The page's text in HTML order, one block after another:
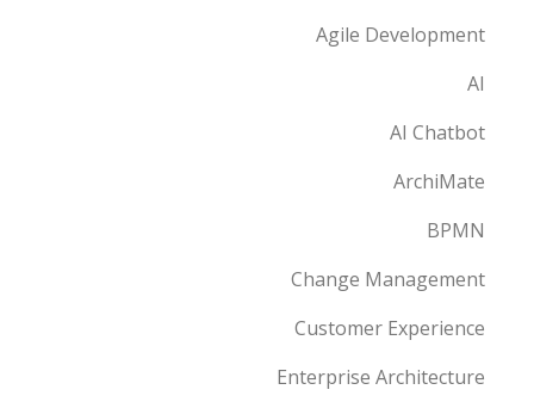
Agile Development
AI
AI Chatbot
ArchiMate
BPMN
Change Management
Customer Experience
Enterprise Architecture